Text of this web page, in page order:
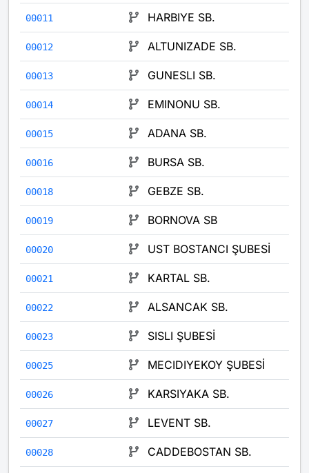
00011 HARBIYE SB.
00012 ALTUNIZADE SB.
00013 GUNESLI SB.
00014 EMINONU SB.
00015 ADANA SB.
00016 BURSA SB.
00018 GEBZE SB.
00019 BORNOVA SB
00020 UST BOSTANCI ŞUBESİ
00021 KARTAL SB.
00022 ALSANCAK SB.
00023 SISLI ŞUBESİ
00025 MECIDIYEKOY ŞUBESİ
00026 KARSIYAKA SB.
00027 LEVENT SB.
00028 CADDEBOSTAN SB.